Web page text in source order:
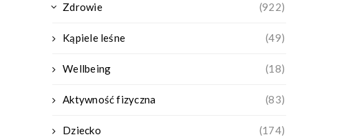
Zdrowie (922)
Kąpiele leśne (49)
Wellbeing (18)
Aktywność fizyczna (83)
Dziecko (174)